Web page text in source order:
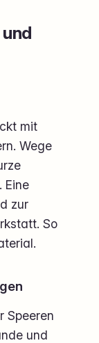
mit
Wege
Eine
zur
So
Speeren
und